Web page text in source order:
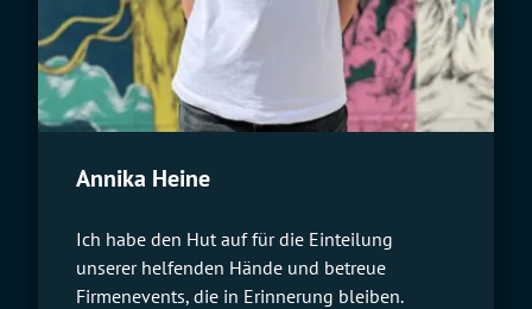
Annika Heine
Ich habe den Hut auf für die Einteilung
unserer helfenden Hände und betreue
Firmenevents, die in Erinnerung bleiben.